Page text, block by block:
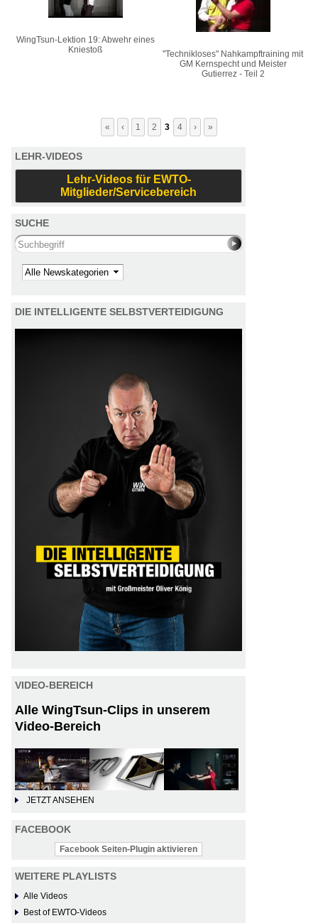
WingTsun-Lektion 19: Abwehr eines
Kniestoß
"Technikloses" Nahkampftraining mit
GM Kernspecht und Meister
Gutierrez - Teil 2
« ‹ 1 2 3 4 › »
LEHR-VIDEOS
Lehr-Videos für EWTO-
Mitglieder/Servicebereich
SUCHE
Search this site
Kategorie
DIE INTELLIGENTE SELBSTVERTEIDIGUNG
VIDEO-BEREICH
Alle WingTsun-Clips in unserem
Video-Bereich
JETZT ANSEHEN
FACEBOOK
Facebook Seiten-Plugin aktivieren
WEITERE PLAYLISTS
Alle Videos
Best of EWTO-Videos